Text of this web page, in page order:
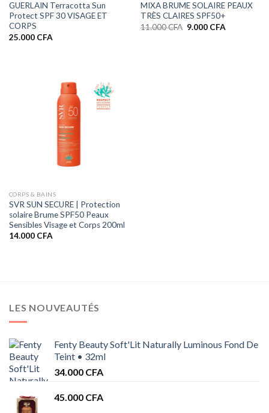
GUERLAIN Terracotta Sun
Protect SPF 30 VISAGE ET
CORPS
25.000 CFA
MIXA BRUME SOLAIRE PEAUX
TRÈS CLAIRES SPF50+
11.000CFA Le
9.000 CFALe
CORPS & BAINS
SVR SUN SECURE | Protection
solaire Brume SPF50 Peaux
Sensibles Visage et Corps 200ml
14.000 CFA
LES NOUVEAUTÉS
Fenty Beauty Soft'Lit Naturally Luminous Fond De
Teint • 32ml
34.000 CFA
45.000 CFA